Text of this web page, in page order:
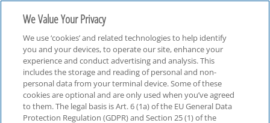
Tax Update Public
We Value Your Privacy
We use ‘cookies’ and related technologies to help identify
you and your devices, to operate our site, enhance your
experience and conduct advertising and analysis. This
includes the storage and reading of personal and non-
personal data from your terminal device. Some of these
cookies are optional and are only used when you’ve agreed
to them. The legal basis is Art. 6 (1a) of the EU General Data
Protection Regulation (GDPR) and Section 25 (1) of the